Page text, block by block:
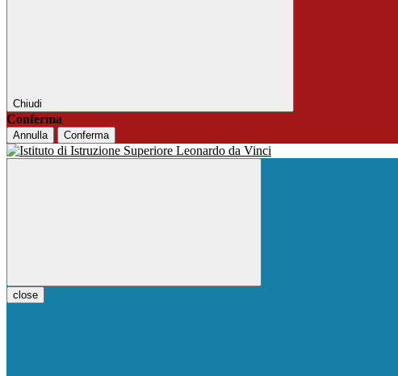
Chiudi
Conferma
Annulla Conferma
close